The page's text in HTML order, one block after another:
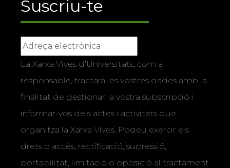
Suscriu-te
La Xarxa Vives d’Universitats, com a
responsable, tractarà les vostres dades amb la
finalitat de gestionar la vostra subscripció i
informar-vos dels actes i activitats que
organitza la Xarxa Vives. Podeu exercir els
drets d’accés, rectificació, supressió,
portabilitat, limitació o oposició al tractament